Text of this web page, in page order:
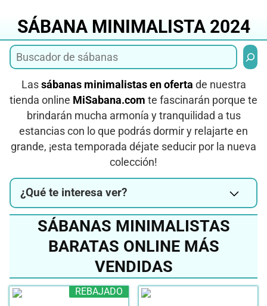
contenido
SÁBANA MINIMALISTA 2024
Las sábanas minimalistas en oferta de nuestra
tienda online MiSabana.com te fascinarán porque te
brindarán mucha armonía y tranquilidad a tus
estancias con lo que podrás dormir y relajarte en
grande, ¡esta temporada déjate seducir por la nueva
colección!
¿Qué te interesa ver?
SÁBANAS MINIMALISTAS
BARATAS ONLINE MÁS
VENDIDAS
REBAJADO